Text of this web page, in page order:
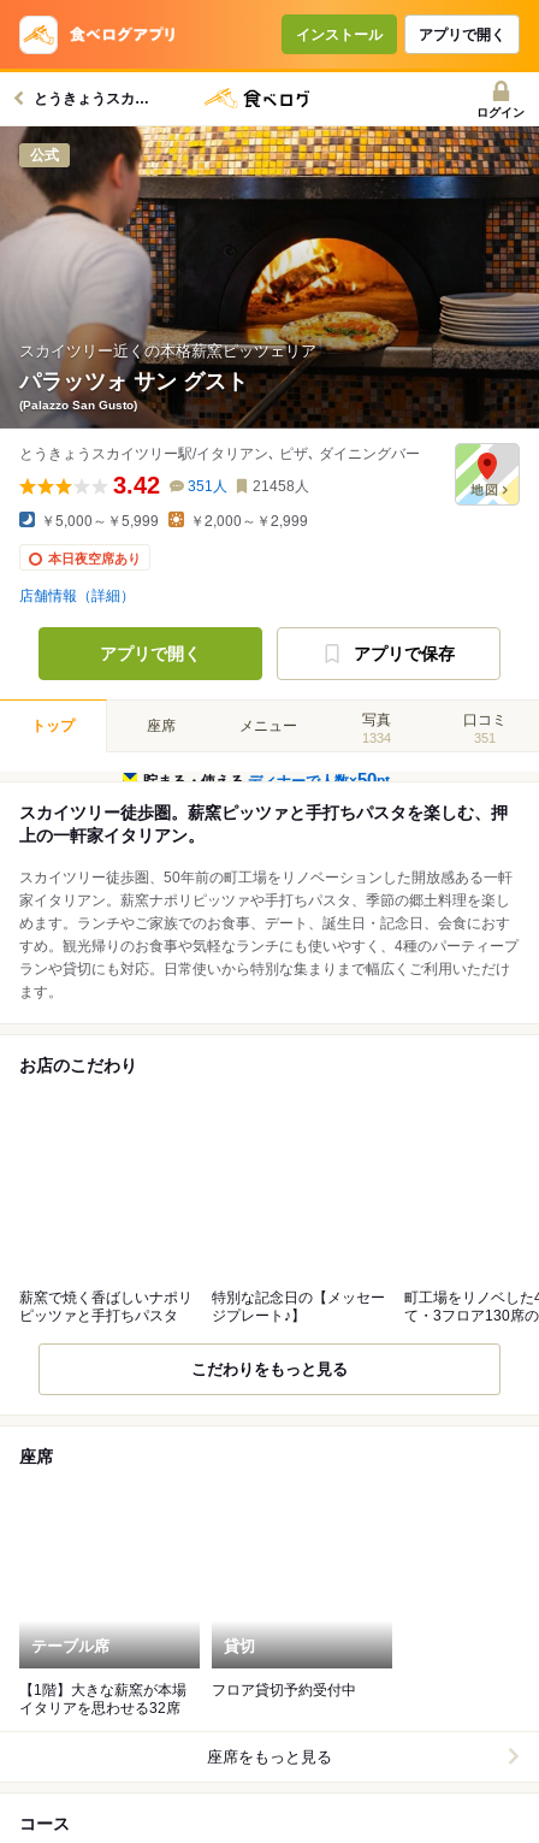
インストール アプリで開く
とうきょうスカイツリー駅グルメへ
ログイン
公式
スカイツリー近くの本格薪窯ピッツェリア
パラッツォ サン グスト
(Palazzo San Gusto)
とうきょうスカイツリー駅/イタリアン､ ピザ､ ダイニングバー
3.42 351 人 21458 人
￥5,000～￥5,999 ￥2,000～￥2,999
本日夜空席あり
店舗情報（詳細）
アプリで開く アプリで保存
トップ 座席 メニュー 写真
1334
口コミ
351
貯まる・使えるディナーで人数×50pt
スカイツリー徒歩圏。薪窯ピッツァと手打ちパスタを楽しむ、押
上の一軒家イタリアン。
スカイツリー徒歩圏、50年前の町工場をリノベーションした開放感ある一軒
家イタリアン。薪窯ナポリピッツァや手打ちパスタ、季節の郷土料理を楽し
めます。ランチやご家族でのお食事、デート、誕生日・記念日、会食におす
すめ。観光帰りのお食事や気軽なランチにも使いやすく、4種のパーティープ
ランや貸切にも対応。日常使いから特別な集まりまで幅広くご利用いただけ
ます。
お店のこだわり
薪窯で焼く香ばしいナポリ
ピッツァと手打ちパスタ
特別な記念日の【メッセー
ジプレート♪】
町工場をリノベした
て・3フロア130席
こだわりをもっと見る
座席
テーブル席
【1階】大きな薪窯が本場
イタリアを思わせる32席
貸切
フロア貸切予約受付中
座席をもっと見る
コース
コースで使えるクーポン
戻る
クーポンを利用せず予約する